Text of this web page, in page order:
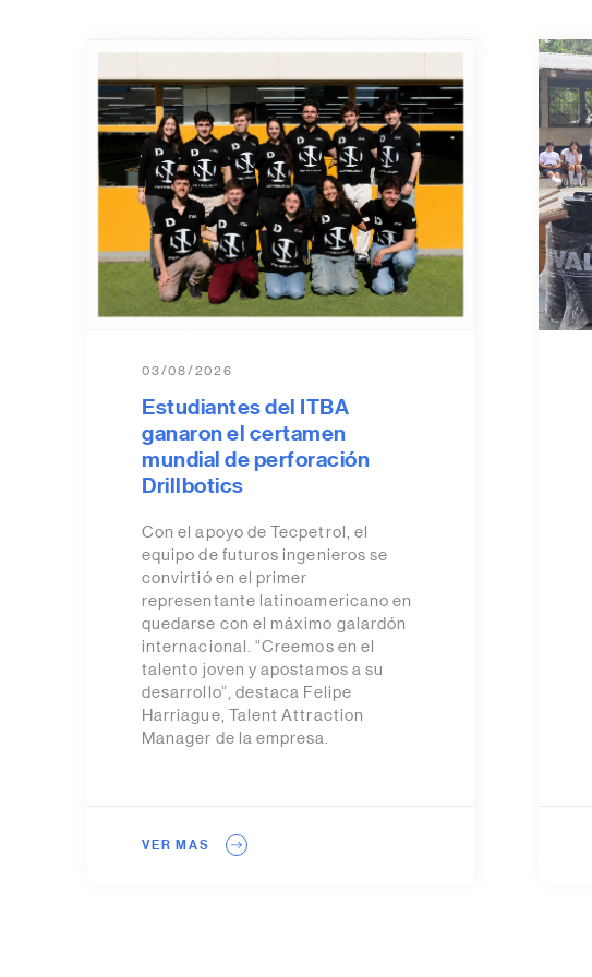
03/08/2026
Estudiantes del ITBA
ganaron el certamen
mundial de perforación
Drillbotics
Con el apoyo de Tecpetrol, el
equipo de futuros ingenieros se
convirtió en el primer
representante latinoamericano en
quedarse con el máximo galardón
internacional. “Creemos en el
talento joven y apostamos a su
desarrollo”, destaca Felipe
Harriague, Talent Attraction
Manager de la empresa.
VER MAS